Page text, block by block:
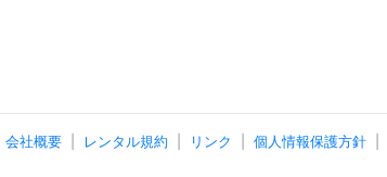
会社概要 レンタル規約 リンク 個人情報保護方針